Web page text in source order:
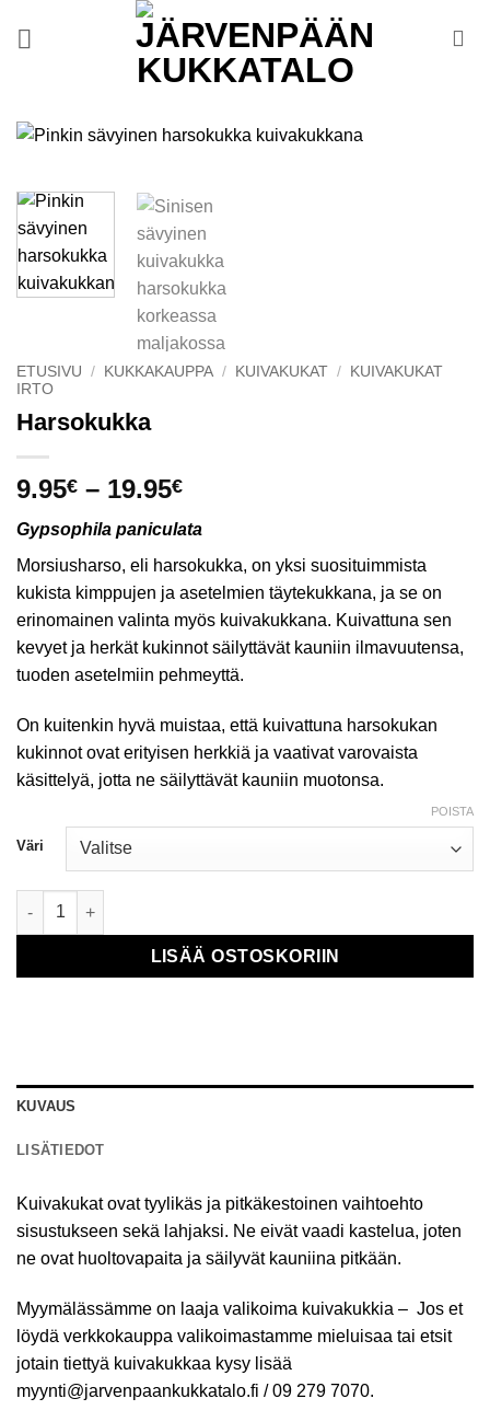
ETUSIVU / KUKKAKAUPPA / KUIVAKUKAT /
KUIVAKUKAT
IRTO
Harsokukka
9.95€ – 19.95€Hintaluokka:
-
19.95€
Gypsophila paniculata
Morsiusharso, eli harsokukka, on yksi suosituimmista
kukista kimppujen ja asetelmien täytekukkana, ja se on
erinomainen valinta myös kuivakukkana. Kuivattuna sen
kevyet ja herkät kukinnot säilyttävät kauniin ilmavuutensa,
tuoden asetelmiin pehmeyttä.
On kuitenkin hyvä muistaa, että kuivattuna harsokukan
kukinnot ovat erityisen herkkiä ja vaativat varovaista
käsittelyä, jotta ne säilyttävät kauniin muotonsa.
Väri
POISTA
Harsokukka määrä
LISÄÄ OSTOSKORIIN
KUVAUS
LISÄTIEDOT
Kuivakukat ovat tyylikäs ja pitkäkestoinen vaihtoehto
sisustukseen sekä lahjaksi. Ne eivät vaadi kastelua, joten
ne ovat huoltovapaita ja säilyvät kauniina pitkään.
Myymälässämme on laaja valikoima kuivakukkia – Jos et
löydä verkkokauppa valikoimastamme mieluisaa tai etsit
jotain tiettyä kuivakukkaa kysy lisää
myynti@jarvenpaankukkatalo.fi / 09 279 7070.